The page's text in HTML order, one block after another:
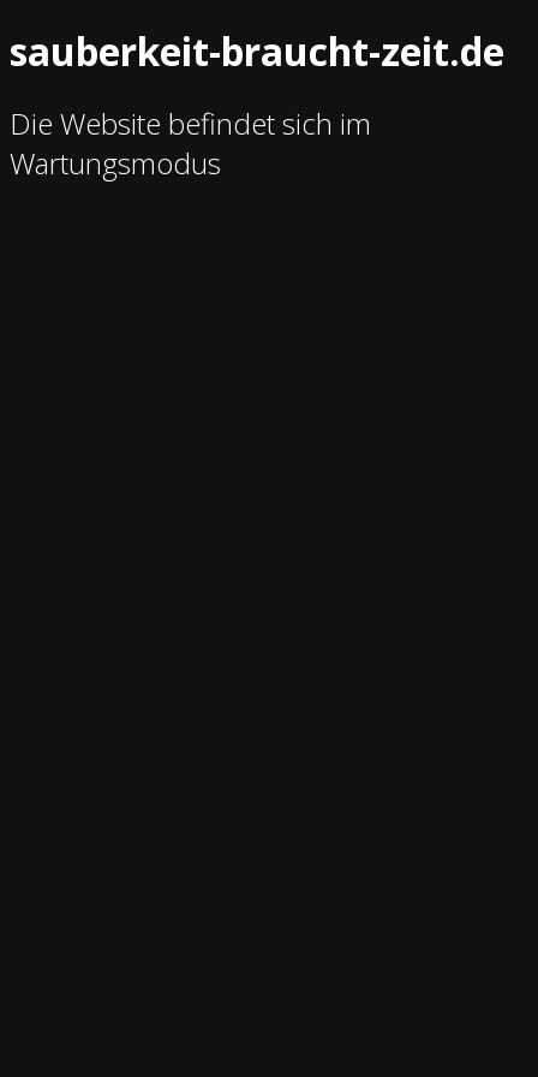
sauberkeit-braucht-zeit.de
Die Website befindet sich im
Wartungsmodus